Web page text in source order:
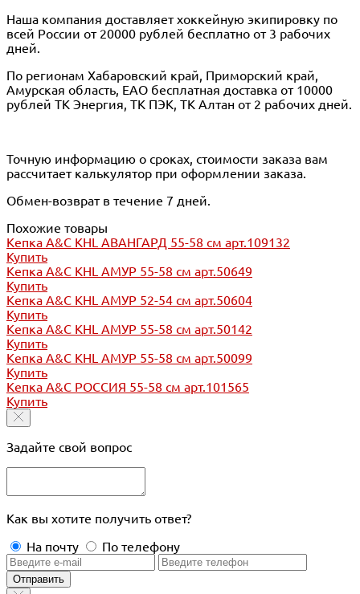
Наша компания доставляет хоккейную экипировку по
всей России от 20000 рублей бесплатно от 3 рабочих
дней.
По регионам Хабаровский край, Приморский край,
Амурская область, ЕАО бесплатная доставка от 10000
рублей ТК Энергия, ТК ПЭК, ТК Алтан от 2 рабочих дней.
Точную информацию о сроках, стоимости заказа вам
рассчитает калькулятор при оформлении заказа.
Обмен-возврат в течение 7 дней.
Похожие товары
Кепка A&C KHL АВАНГАРД 55-58 см арт.109132
Купить
Кепка A&C KHL АМУР 55-58 см арт.50649
Купить
Кепка A&C KHL АМУР 52-54 см арт.50604
Купить
Кепка A&C KHL АМУР 55-58 см арт.50142
Купить
Кепка A&C KHL АМУР 55-58 см арт.50099
Купить
Кепка A&C РОССИЯ 55-58 см арт.101565
Купить
Задайте свой вопрос
Как вы хотите получить ответ?
На почту
По телефону
Отправить